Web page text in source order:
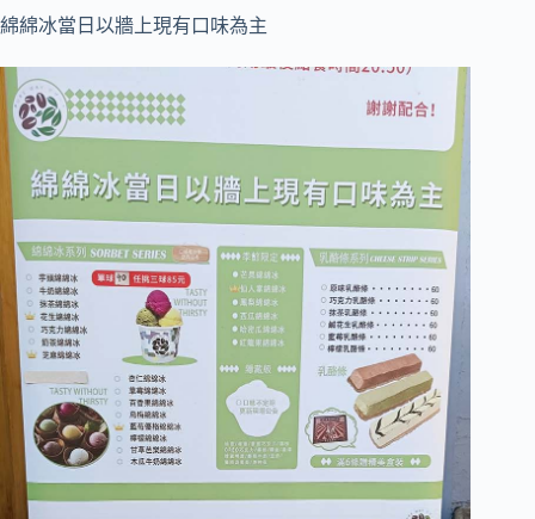
綿綿冰當日以牆上現有口味為主